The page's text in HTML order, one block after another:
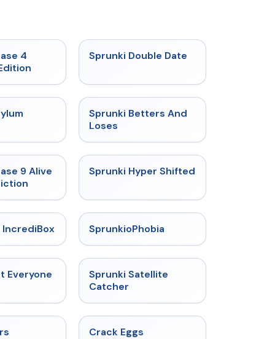
4
★ 4.5
Sprunki Double Date
★ 4.6
Sprunki Betters And
Loses
★ 4.4
9 Alive
★ 4.5
Sprunki Hyper Shifted
★ 4.6
IncrediBox SprunkioPhobia
★ 4.5
Everyone
Sprunki Satellite
Catcher
Crack Eggs